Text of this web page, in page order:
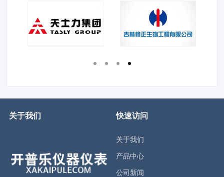
关于我们 快速访问
关于我们
产品中心
公司新闻